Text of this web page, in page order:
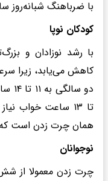
با ضرباهنگ شبانه‌روز
کودکان نوپا
با رشد نوزادان و
کاهش می‌یابد، زیرا
تا ۱۳ ساعت خواب
همان چرت زدن است
نوجوانان